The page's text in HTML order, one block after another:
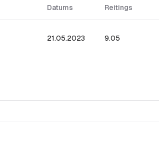
Datums Reitings
21.05.2023 9.05